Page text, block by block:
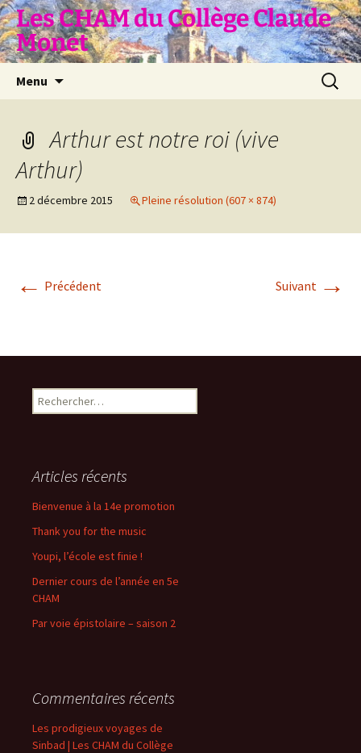
Aller
au
contenu
Les CHAM du Collège Claude
Monet
Menu
Arthur est notre roi (vive
Arthur)
2 décembre 2015 Pleine résolution (607 × 874)
← Précédent Suivant →
Rechercher :
Articles récents
Bienvenue à la 14e promotion
Thank you for the music
Youpi, l’école est finie !
Dernier cours de l’année en 5e
CHAM
Par voie épistolaire – saison 2
Commentaires récents
Les prodigieux voyages de
Sinbad | Les CHAM du Collège